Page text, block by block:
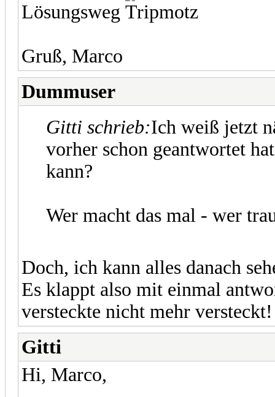
Lösungsweg
Gruß, Marco
Dummuser
Gitti schrieb:Ich weiß jetzt
vorher schon geantwortet
kann?
Wer macht das mal - wer
Doch, ich kann alles danach
Es klappt also mit einmal
versteckte nicht mehr versteckt!
Gitti
Hi, Marco,